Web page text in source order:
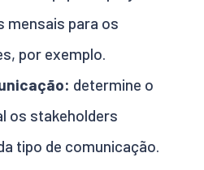
mensais para os
por exemplo.
determine o
os stakeholders
tipo de comunicação.